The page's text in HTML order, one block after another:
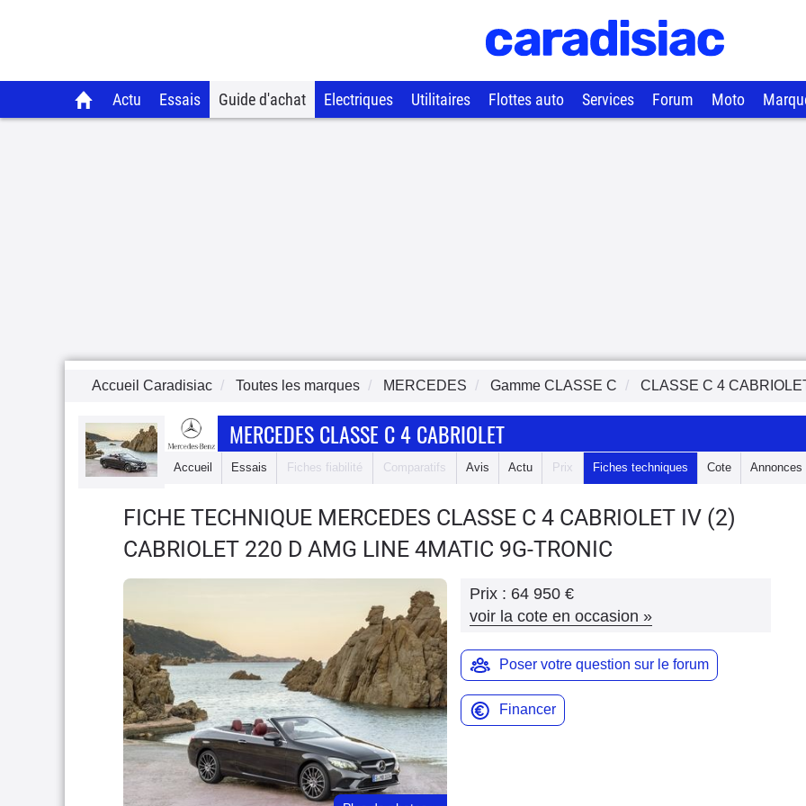
Actu Essais Guide d'achat Electriques Utilitaires Flottes auto Services Forum Moto
Accueil Caradisiac Toutes les marques MERCEDES Gamme CLASSE C CLASSE C 4
MERCEDES CLASSE C 4 CABRIOLET
Accueil Essais Fiches fiabilité Comparatifs Avis Actu Prix Fiches techniques Cote Annonces
FICHE TECHNIQUE MERCEDES CLASSE C 4 CABRIOLET IV (2)
CABRIOLET 220 D AMG LINE 4MATIC 9G-TRONIC
Prix : 64 950 €
voir la cote en occasion »
Poser votre question sur le forum
Financer